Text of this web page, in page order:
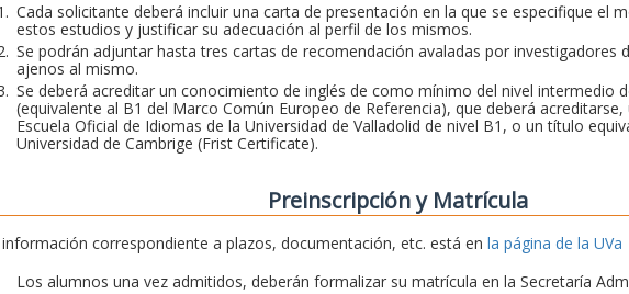
Cada solicitante deberá incluir una carta de presentación en la que se especifique el
estos estudios y justificar su adecuación al perfil de los mismos.
Se podrán adjuntar hasta tres cartas de recomendación avaladas por investigadores
ajenos al mismo.
Se deberá acreditar un conocimiento de inglés de como mínimo del nivel intermedio
(equivalente al B1 del Marco Común Europeo de Referencia), que deberá
Escuela Oficial de Idiomas de la Universidad de Valladolid de nivel B1, o un título
Universidad de Cambrige (Frist Certificate).
Preinscripción y Matrícula
información correspondiente a plazos, documentación, etc. está en la página de la UVa
Los alumnos una vez admitidos, deberán formalizar su matrícula en la Secretaría